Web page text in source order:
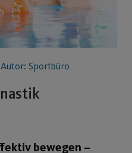
Autor: Sportbüro
bewegen –